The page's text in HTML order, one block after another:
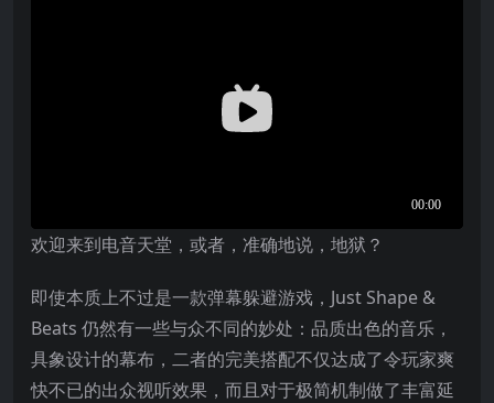
欢迎来到电音天堂，或者，准确地说，地狱？
即使本质上不过是一款弹幕躲避游戏，Just Shape &
Beats 仍然有一些与众不同的妙处：品质出色的音乐，
具象设计的幕布，二者的完美搭配不仅达成了令玩家爽
快不已的出众视听效果，而且对于极简机制做了丰富延